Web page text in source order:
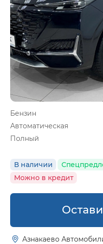
Бензин
Автоматическая
Полный
В наличии
Можно в кредит
Азнакаево